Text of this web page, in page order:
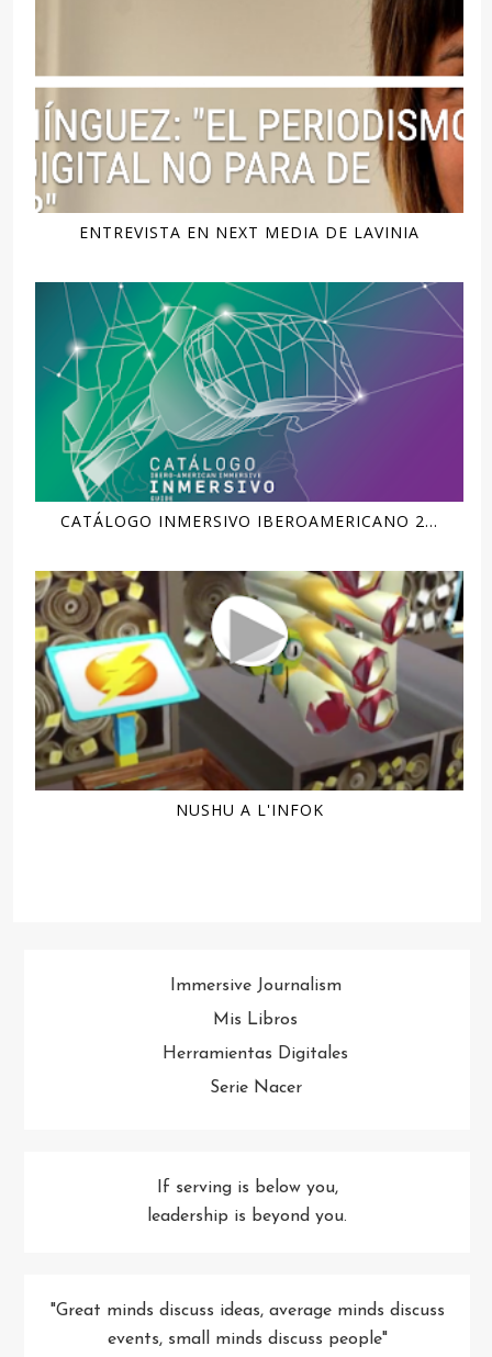
ENTREVISTA EN NEXT MEDIA DE LAVINIA
CATÁLOGO INMERSIVO IBEROAMERICANO 2...
NUSHU A L'INFOK
Immersive Journalism
Mis Libros
Herramientas Digitales
Serie Nacer
If serving is below you,
leadership is beyond you.
"Great minds discuss ideas, average minds discuss
events, small minds discuss people"